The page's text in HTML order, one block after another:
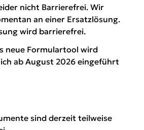
nicht Barrierefrei. Wir
an einer Ersatzlösung.
wird barrierefrei.
neue Formulartool wird
ab August 2026 eingeführt
sind derzeit teilweise